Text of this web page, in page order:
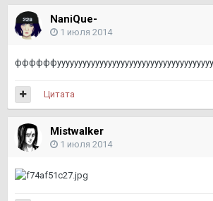
NaniQue-
1 июля 2014
Цитата
Mistwalker
1 июля 2014